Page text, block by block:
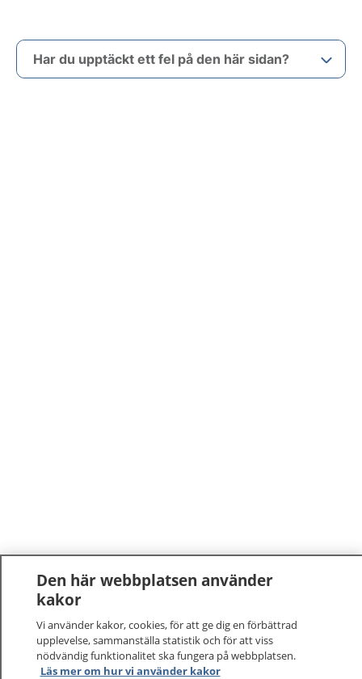
Har du upptäckt ett fel på den här sidan?
Den här webbplatsen använder
kakor
Vi använder kakor, cookies, för att ge dig en förbättrad
upplevelse, sammanställa statistik och för att viss
nödvändig funktionalitet ska fungera på webbplatsen.
Läs mer om hur vi använder kakor